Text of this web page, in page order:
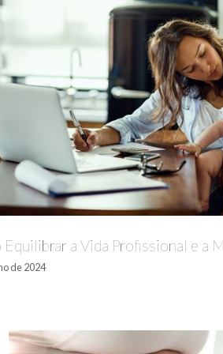
Equilibrar a Vida Profissional e a
de 2024